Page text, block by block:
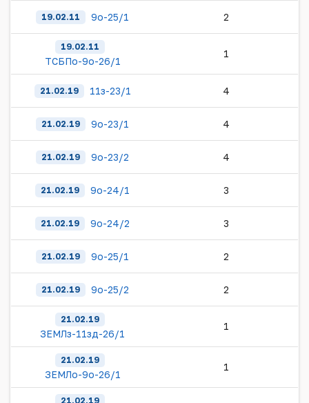
19.02.11 9о-25/1 2
19.02.11
ТСБПо-9о-26/1
1
21.02.19 11з-23/1 4
21.02.19 9о-23/1 4
21.02.19 9о-23/2 4
21.02.19 9о-24/1 3
21.02.19 9о-24/2 3
21.02.19 9о-25/1 2
21.02.19 9о-25/2 2
21.02.19
ЗЕМЛз-11зд-26/1
1
21.02.19
ЗЕМЛо-9о-26/1
1
21.02.19